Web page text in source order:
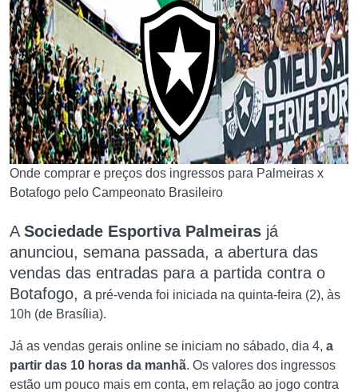
Onde comprar e preços dos ingressos para Palmeiras x
Botafogo pelo Campeonato Brasileiro
A Sociedade Esportiva Palmeiras já
anunciou, semana passada, a abertura das
vendas das entradas para a partida contra o
Botafogo, a pré-venda foi iniciada na quinta-feira (2), às
10h (de Brasília).
Já as vendas gerais online se iniciam no sábado, dia 4, a
partir das 10 horas da manhã. Os valores dos ingressos
estão um pouco mais em conta, em relação ao jogo contra